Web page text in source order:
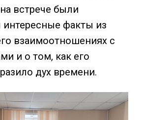
встрече были
интересные факты из
взаимоотношениях с
и о том, как его
дух времени.